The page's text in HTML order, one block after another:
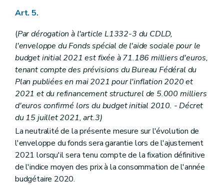
Art. 5.
(Par dérogation à l'article L1332-3 du CDLD,
l'enveloppe du Fonds spécial de l'aide sociale pour le
budget initial 2021 est fixée à 71.186 milliers d'euros,
tenant compte des prévisions du Bureau Fédéral du
Plan publiées en mai 2021 pour l'inflation 2020 et
2021 et du refinancement structurel de 5.000 milliers
d'euros confirmé lors du budget initial 2010. - Décret
du 15 juillet 2021, art.3)
La neutralité de la présente mesure sur l'évolution de
l'enveloppe du fonds sera garantie lors de l'ajustement
2021 lorsqu'il sera tenu compte de la fixation définitive
de l'indice moyen des prix à la consommation de l'année
budgétaire 2020.